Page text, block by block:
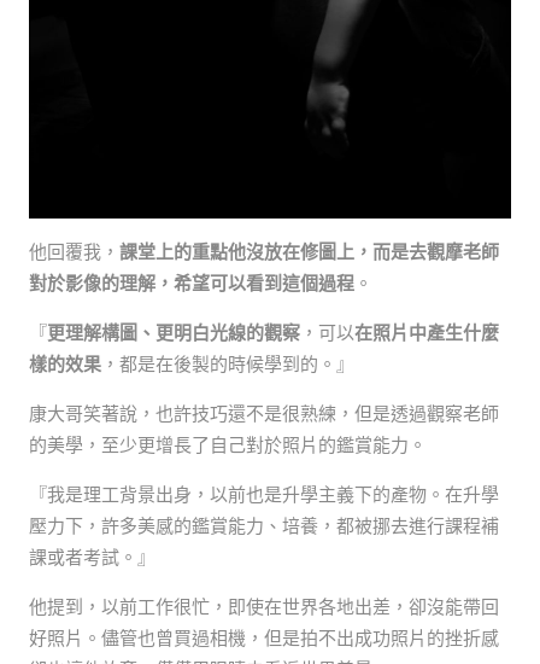
他回覆我， 課堂上的重點他沒放在修圖上，而是去觀摩老師
對於影像的理解，希望可以看到這個過程。
『更理解構圖、更明白光線的觀察，可以在照片中產生什麼
樣的效果，都是在後製的時候學到的。』
康大哥笑著說，也許技巧還不是很熟練，但是透過觀察老師
的美學，至少更增長了自己對於照片的鑑賞能力。
『我是理工背景出身，以前也是升學主義下的產物。在升學
壓力下，許多美感的鑑賞能力、培養，都被挪去進行課程補
課或者考試。』
他提到，以前工作很忙，即使在世界各地出差，卻沒能帶回
好照片。儘管也曾買過相機，但是拍不出成功照片的挫折感